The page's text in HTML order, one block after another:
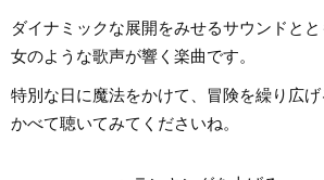
ダイナミックな展開をみせるサウンドと
女のような歌声が響く楽曲です。
特別な日に魔法をかけて、冒険を繰り広
かべて聴いてみてくださいね。